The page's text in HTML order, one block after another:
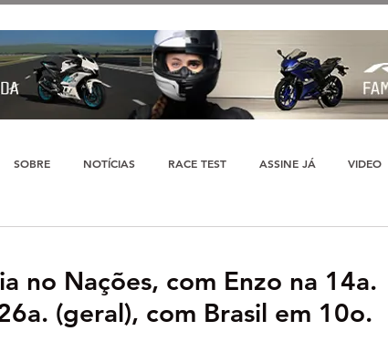
SOBRE NOTÍCIAS RACE TEST ASSINE JÁ VIDEO
no Nações, com Enzo na 14a.
(geral), com Brasil em 10o.